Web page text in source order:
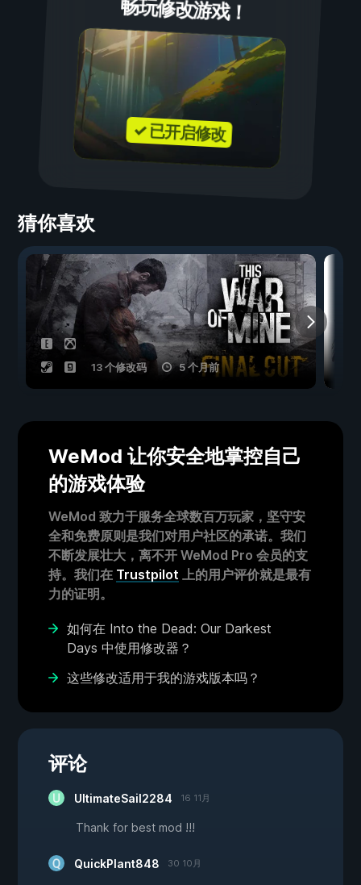
畅玩修改游戏！
✓ 已开启修改
猜你喜欢
13 个修改码 5 个月前
WeMod 让你安全地掌控自己
的游戏体验
WeMod 致力于服务全球数百万玩家，坚守安
全和免费原则是我们对用户社区的承诺。我们
不断发展壮大，离不开 WeMod Pro 会员的支
持。我们在 Trustpilot 上的用户评价就是最有
力的证明。
如何在 Into the Dead: Our Darkest
Days 中使用修改器？
这些修改适用于我的游戏版本吗？
评论
UltimateSail2284 16 11月
Thank for best mod !!!
QuickPlant848 30 10月